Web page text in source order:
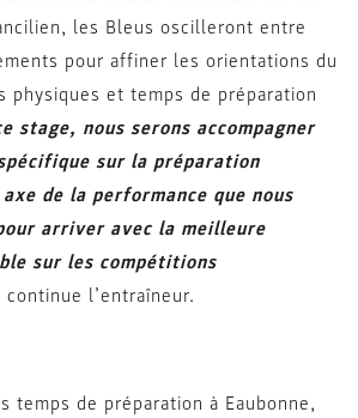
les Bleus oscilleront entre
pour affiner les orientations du
physiques et temps de préparation
stage, nous serons accompagner
sur la préparation
de la performance que nous
arriver avec la meilleure
sur les compétitions
continue l’entraîneur.
temps de préparation à Eaubonne,